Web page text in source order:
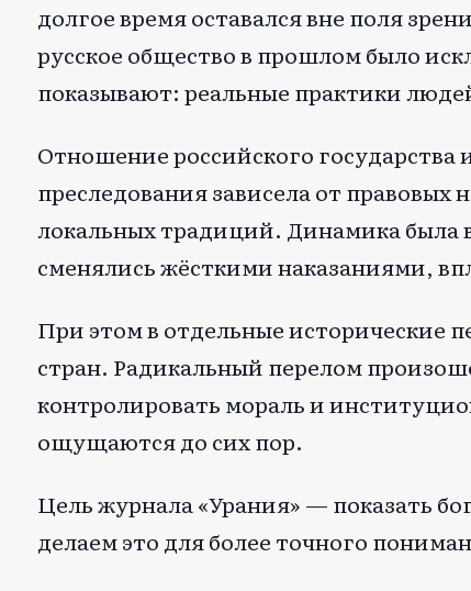
долгое время оставался вне поля
русское общество в прошлом было
показывают: реальные практики
Отношение российского
преследования зависела от
локальных традиций. Динамика была
сменялись жёсткими наказаниями,
При этом в отдельные исторические
стран. Радикальный перелом
контролировать мораль и
ощущаются до сих пор.
Цель журнала «Урания» — показать
делаем это для более точного